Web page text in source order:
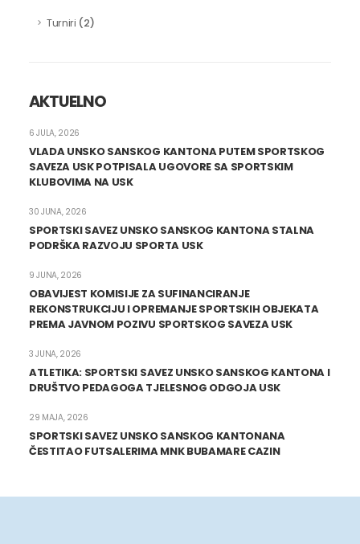
Turniri (2)
AKTUELNO
VLADA UNSKO SANSKOG KANTONA PUTEM SPORTSKOG
SAVEZA USK POTPISALA UGOVORE SA SPORTSKIM
KLUBOVIMA NA USK
6 JULA, 2026
SPORTSKI SAVEZ UNSKO SANSKOG KANTONA STALNA
PODRŠKA RAZVOJU SPORTA USK
30 JUNA, 2026
OBAVIJEST KOMISIJE ZA SUFINANCIRANJE
REKONSTRUKCIJU I OPREMANJE SPORTSKIH OBJEKATA
PREMA JAVNOM POZIVU SPORTSKOG SAVEZA USK
9 JUNA, 2026
ATLETIKA: SPORTSKI SAVEZ UNSKO SANSKOG KANTONA I
DRUŠTVO PEDAGOGA TJELESNOG ODGOJA USK
3 JUNA, 2026
SPORTSKI SAVEZ UNSKO SANSKOG KANTONANA
ČESTITAO FUTSALERIMA MNK BUBAMARE CAZIN
29 MAJA, 2026